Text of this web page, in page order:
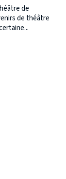
de
de théâtre